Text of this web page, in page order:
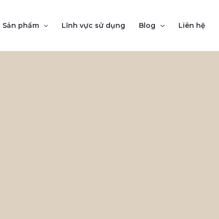
Sản phẩm Lĩnh vực sử dụng Blog Liên hệ